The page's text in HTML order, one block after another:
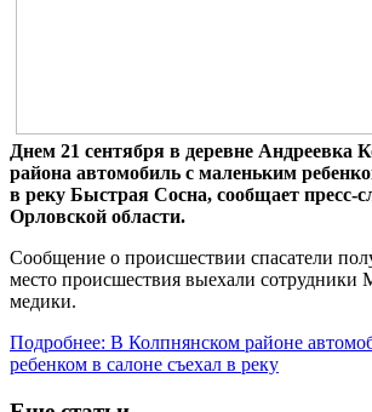
Днем 21 сентября в деревне Андреевка
района автомобиль с маленьким
в реку Быстрая Сосна, сообщает
Орловской области.
Сообщение о происшествии спасатели
место происшествия выехали
медики.
Подробнее: В Колпнянском районе
ребенком в салоне съехал в реку